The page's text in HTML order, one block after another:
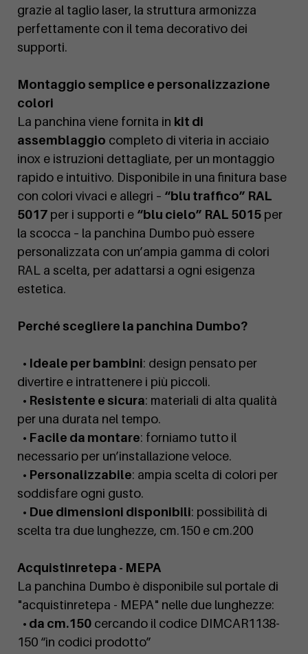
grazie al taglio laser, la struttura armonizza
perfettamente con il tema decorativo dei
supporti.
Montaggio semplice e personalizzazione
colori
La panchina viene fornita in kit di
assemblaggio completo di viteria in acciaio
inox e istruzioni dettagliate, per un montaggio
rapido e intuitivo. Disponibile in una finitura base
con colori vivaci e allegri – “blu traffico” RAL
5017 per i supporti e “blu cielo” RAL 5015 per
la scocca – la panchina Dumbo può essere
personalizzata con un’ampia gamma di colori
RAL a scelta, per adattarsi a ogni esigenza
estetica.
Perché scegliere la panchina Dumbo?
• Ideale per bambini: design pensato per
divertire e intrattenere i più piccoli.
• Resistente e sicura: materiali di alta qualità
per una durata nel tempo.
• Facile da montare: forniamo tutto il
necessario per un’installazione veloce.
• Personalizzabile: ampia scelta di colori per
soddisfare ogni gusto.
• Due dimensioni disponibili: possibilità di
scelta tra due lunghezze, cm.150 e cm.200
Acquistinretepa - MEPA
La panchina Dumbo è disponibile sul portale di
"acquistinretepa - MEPA" nelle due lunghezze:
• da cm.150 cercando il codice DIMCAR1138-
150 “in codici prodotto”